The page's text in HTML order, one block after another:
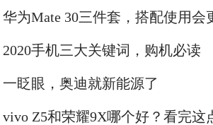
不好降低你的服务分
华为Mate 30三件套，搭配使用会
套实际体验
2020手机三大关键词，购机必读
一眨眼，奥迪就新能源了
vivo Z5和荣耀9X哪个好？看完这